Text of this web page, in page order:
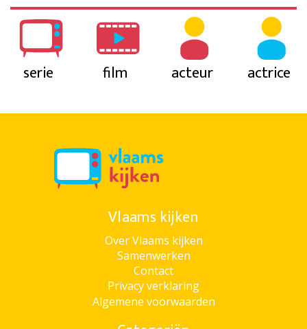
serie film acteur actrice
Vlaams kijken
Over Vlaams kijken
Samenwerken
Contact
Privacy verklaring
Algemene voorwaarden